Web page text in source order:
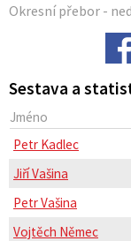
Okresní přebor -
Sestava a
Jméno
Petr Kadlec
Jiří Vašina
Petr Vašina
Vojtěch Němec